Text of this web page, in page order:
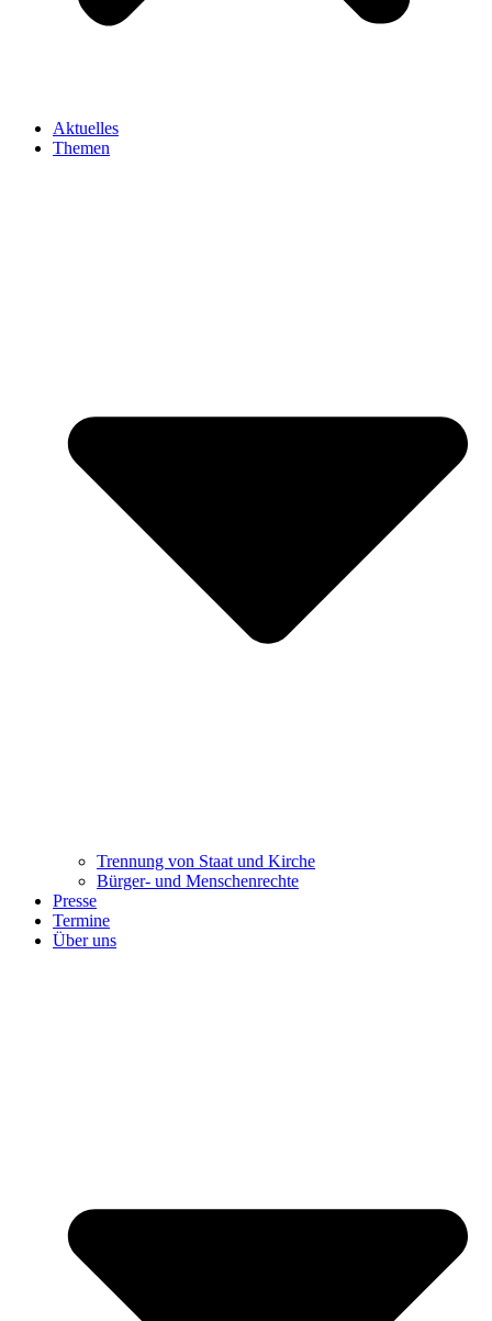
Aktuelles
Themen
Trennung ​​​​​​​von Staat und Kirche
Bürger- und Menschenrechte
Presse
Termine
Über uns